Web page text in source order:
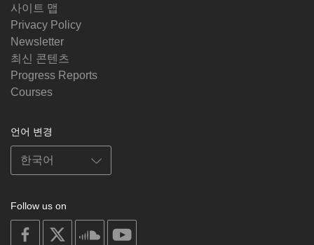
사이트 맵
Privacy Policy
Newsletter
최신 콘텐츠
Progress Reports
Courses
언어 변경
Follow us on
on
facebook
soundcloud